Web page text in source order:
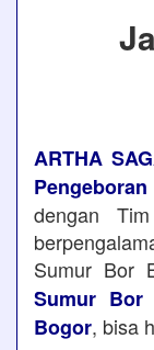
ARTHA
dengan
Sumur Bor
Sumur
Bogor, bisa